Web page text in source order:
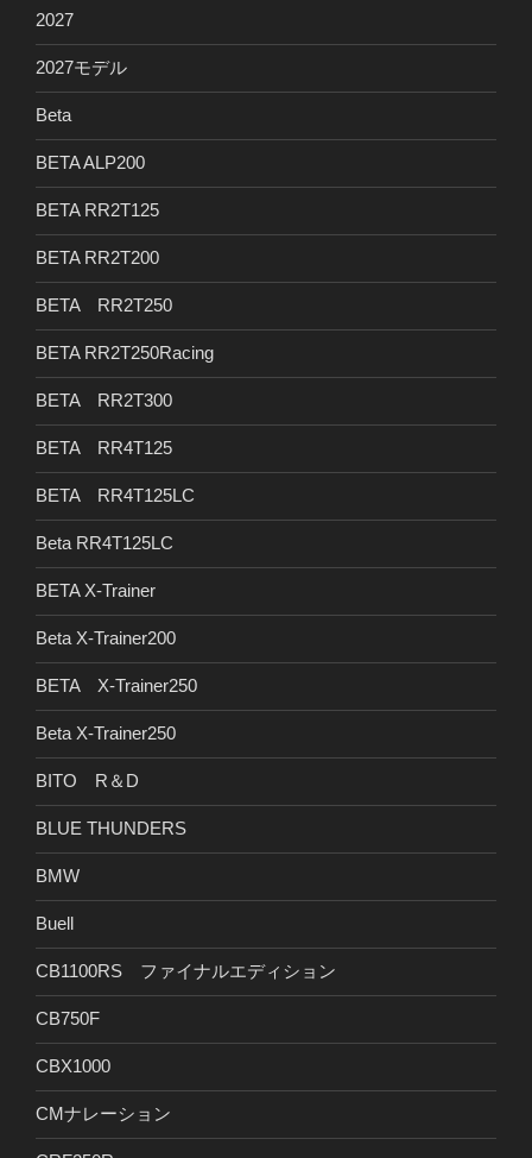
2027
2027モデル
Beta
BETA ALP200
BETA RR2T125
BETA RR2T200
BETA RR2T250
BETA RR2T250Racing
BETA RR2T300
BETA RR4T125
BETA RR4T125LC
Beta RR4T125LC
BETA X-Trainer
Beta X-Trainer200
BETA X-Trainer250
Beta X-Trainer250
BITO R＆D
BLUE THUNDERS
BMW
Buell
CB1100RS ファイナルエディション
CB750F
CBX1000
CMナレーション